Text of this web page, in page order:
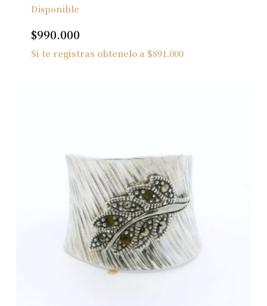
Disponible
$990.000
Si te registras obtenelo a $891.000